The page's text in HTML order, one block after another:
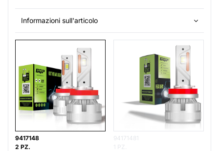
Informazioni sull'articolo
9417148
2 PZ.
94171481
1 PZ.